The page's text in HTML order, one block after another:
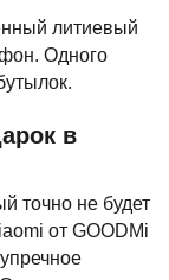
литиевый
Одного
в
точно не будет
от GOODMi